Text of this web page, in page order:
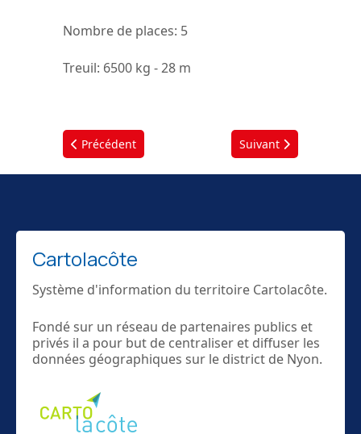
Nombre de places: 5
Treuil: 6500 kg - 28 m
Article précédent : Les Véhicules du site de Bonmont
Précédent Article suivant : Les
Suivant
Cartolacôte
Système d'information du territoire Cartolacôte.
Fondé sur un réseau de partenaires publics et
privés il a pour but de centraliser et diffuser les
données géographiques sur le district de Nyon.